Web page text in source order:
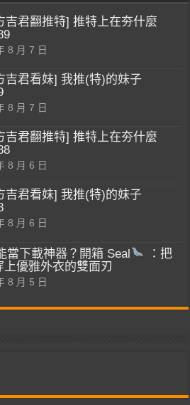
吉君翻推特] 推特上在夯什麼
8 月 7 日
吉君看妹] 我推(特)的妹子
8 月 7 日
吉君翻推特] 推特上在夯什麼
8 月 6 日
吉君看妹] 我推(特)的妹子
8 月 6 日
當下載神器？開箱 Seal
：把
上優雅外衣的雙面刃
8 月 5 日